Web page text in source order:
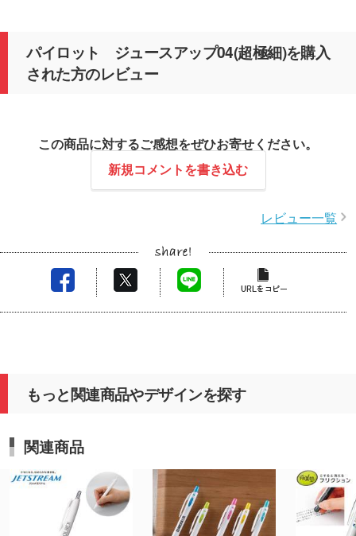
パイロット ジュースアップ04(超極細)を購入
された方のレビュー
この商品に対するご感想をぜひお寄せください。
新規コメントを書き込む
レビュー一覧
もっと関連商品やデザインを探す
関連商品